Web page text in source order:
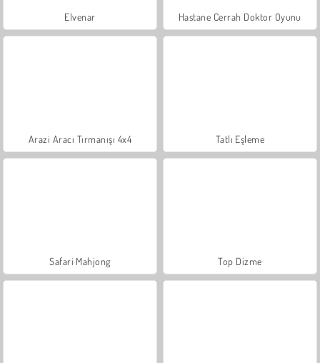
Elvenar Hastane Cerrah Doktor Oyunu
Arazi Aracı Tırmanışı 4x4 Tatlı Eşleme
Safari Mahjong Top Dizme